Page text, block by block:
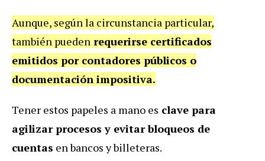
Aunque, según la circunstancia particular,
también pueden requerirse certificados
emitidos por contadores públicos o
documentación impositiva.
Tener estos papeles a mano es clave para
agilizar procesos y evitar bloqueos de
cuentas en bancos y billeteras.